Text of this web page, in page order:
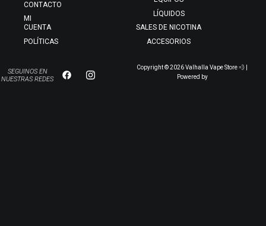
CONTACTO
MI
CUENTA
POLÍTICAS
LÍQUIDOS
SALES DE NICOTINA
ACCESORIOS
SEGUINOS EN
NUESTRAS REDES
Copyright © 2026 Valhalla Vape Store 💨 |
Powered by